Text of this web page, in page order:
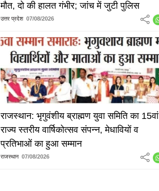
मौत, दो की हालत गंभीर; जांच में जुटी पुलिस
उत्तर प्रदेश 07/08/2026
राजस्थान: भृगुवंशीय ब्राह्मण युवा समिति का 15वां
राज्य स्तरीय वार्षिकोत्सव संपन्न, मेधावियों व
प्रतिभाओं का हुआ सम्मान
राजस्थान 07/08/2026